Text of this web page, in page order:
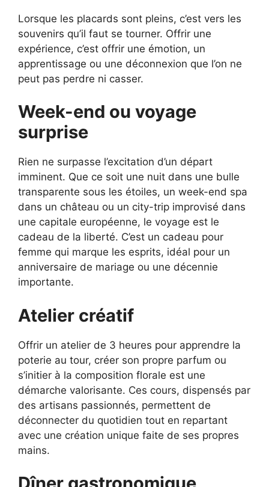
Lorsque les placards sont pleins, c’est vers les
souvenirs qu’il faut se tourner. Offrir une
expérience, c’est offrir une émotion, un
apprentissage ou une déconnexion que l’on ne
peut pas perdre ni casser.
Week-end ou voyage
surprise
Rien ne surpasse l’excitation d’un départ
imminent. Que ce soit une nuit dans une bulle
transparente sous les étoiles, un week-end spa
dans un château ou un city-trip improvisé dans
une capitale européenne, le voyage est le
cadeau de la liberté. C’est un cadeau pour
femme qui marque les esprits, idéal pour un
anniversaire de mariage ou une décennie
importante.
Atelier créatif
Offrir un atelier de 3 heures pour apprendre la
poterie au tour, créer son propre parfum ou
s’initier à la composition florale est une
démarche valorisante. Ces cours, dispensés par
des artisans passionnés, permettent de
déconnecter du quotidien tout en repartant
avec une création unique faite de ses propres
mains.